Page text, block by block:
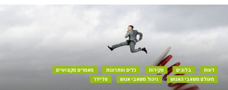
דעות בלוגים סקירות כלים ופתרונות
מאמרים מקצועיים
מעולם משאבי האנוש
ניהול משאבי אנוש סליידר